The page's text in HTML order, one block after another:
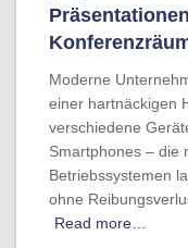
Moderne
einer hartnäckigen
verschiedene
Smartphones – die
Betriebssystemen
ohne
Read more…